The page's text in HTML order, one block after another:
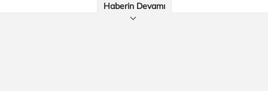
Haberin Devamı